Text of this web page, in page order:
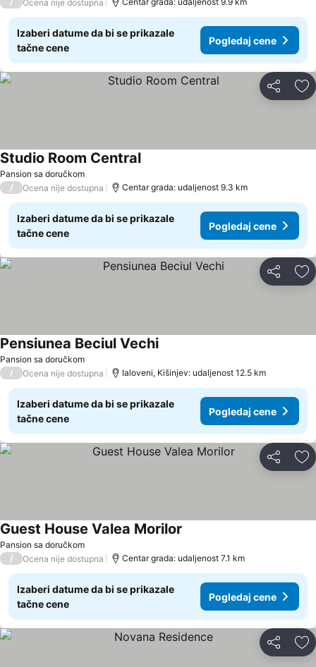
Ocena nije dostupna
Izaberi datume da bi se prikazale
tačne cene
Pogledaj cene
Deli
Pansion sa doručkom
Studio Room Central
/ Ocena nije dostupna Centar grada: udaljenost 9.3 km
Izaberi datume da bi se prikazale
tačne cene
Pogledaj cene
Deli
Pansion sa doručkom
Pensiunea Beciul Vechi
/ Ocena nije dostupna Ialoveni, Kišinjev: udaljenost 12.5 km
Izaberi datume da bi se prikazale
tačne cene
Pogledaj cene
Deli
Pansion sa doručkom
Guest House Valea Morilor
/ Ocena nije dostupna Centar grada: udaljenost 7.1 km
Izaberi datume da bi se prikazale
tačne cene
Pogledaj cene
Deli